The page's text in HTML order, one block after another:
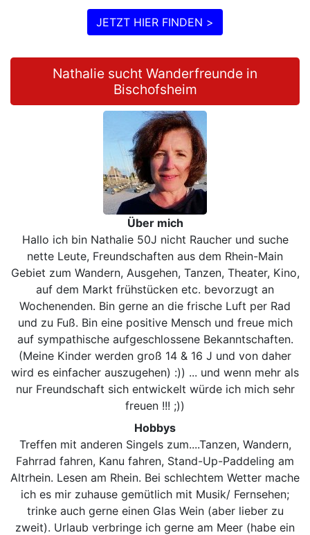
JETZT HIER FINDEN >
Nathalie sucht Wanderfreunde in
Bischofsheim
Über mich
Hallo ich bin Nathalie 50J nicht Raucher und suche
nette Leute, Freundschaften aus dem Rhein-Main
Gebiet zum Wandern, Ausgehen, Tanzen, Theater, Kino,
auf dem Markt frühstücken etc. bevorzugt an
Wochenenden. Bin gerne an die frische Luft per Rad
und zu Fuß. Bin eine positive Mensch und freue mich
auf sympathische aufgeschlossene Bekanntschaften.
(Meine Kinder werden groß 14 & 16 J und von daher
wird es einfacher auszugehen) :)) ... und wenn mehr als
nur Freundschaft sich entwickelt würde ich mich sehr
freuen !!! ;))
Hobbys
Treffen mit anderen Singels zum....Tanzen, Wandern,
Fahrrad fahren, Kanu fahren, Stand-Up-Paddeling am
Altrhein. Lesen am Rhein. Bei schlechtem Wetter mache
ich es mir zuhause gemütlich mit Musik/ Fernsehen;
trinke auch gerne einen Glas Wein (aber lieber zu
zweit). Urlaub verbringe ich gerne am Meer (habe ein